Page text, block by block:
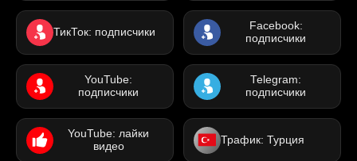
ТикТок: подписчики
Facebook:
подписчики
YouTube:
подписчики
Telegram:
подписчики
YouTube: лайки
видео
Трафик: Турция